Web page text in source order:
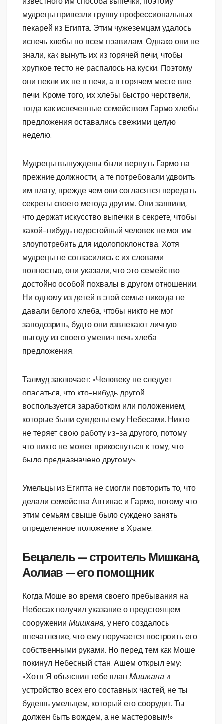
мудрецы привезли группу профессиональных
пекарей из Египта. Этим чужеземцам удалось
испечь хлебы по всем правилам. Однако они не
знали, как вынуть их из горячей печи, чтобы
хрупкое тесто не распалось на куски. Поэтому
они пекли их не в печи, а в горячем месте вне
печи. Кроме того, их хлебы быстро черствели,
тогда как испеченные семейством Гармо хлебы
предложения оставались свежими целую
неделю.
Мудрецы вынуждены были вернуть Гармо на
прежние должности, а те потребовали удвоить
им плату, прежде чем они согласятся передать
секреты своего метода другим. Они заявили,
что держат искусство выпечки в секрете, чтобы
какой-нибудь недостойный человек не мог им
злоупотребить для идолопоклонства. Хотя
мудрецы не согласились с их словами
полностью, они указали, что это семейство
достойно особой похвалы в другом отношении.
Ни одному из детей в этой семье никогда не
давали белого хлеба, чтобы никто не мог
заподозрить, будто они извлекают личную
выгоду из своего умения печь хлеба
предложения.
Талмуд заключает: «Человеку не следует
опасаться, что кто-нибудь другой
воспользуется заработком или положением,
которые были суждены ему Небесами. Никто
не теряет свою работу из-за другого, потому
что никто не может прикоснуться к тому, что
было предназначено другому».
Умельцы из Египта не смогли повторить то, что
делали семейства Автинас и Гармо, потому что
этим семьям свыше было суждено занять
определенное положение в Храме.
Бецалель — строитель Мишкана,
Аолиав — его помощник
Когда Моше во время своего пребывания на
Небесах получил указание о предстоящем
сооружении Мишкана,у него создалось
впечатление, что ему поручается построить его
собственными руками. Но перед тем как Моше
покинул Небесный стан, Ашем открыл ему:
«Хотя Я объяснил тебе план Мишкана и
устройство всех его составных частей, не ты
будешь умельцем, который его соорудит. Ты
должен быть вождем, а не мастеровым!»